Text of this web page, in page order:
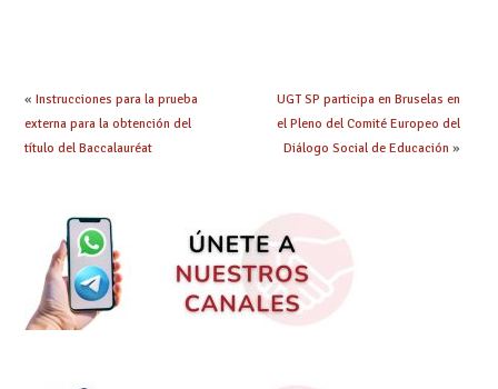
« Instrucciones para la prueba
externa para la obtención del
título del Baccalauréat
UGT SP participa en Bruselas en
el Pleno del Comité Europeo del
Diálogo Social de Educación »